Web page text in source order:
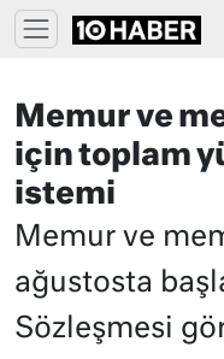
Memur ve
için toplam
istemi
Memur ve
ağustosta
Sözleşmesi